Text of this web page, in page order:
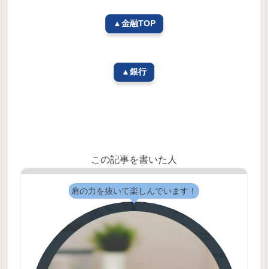
▲金融TOP
▲銀行
この記事を書いた人
肩の力を抜いて楽しんでいます！